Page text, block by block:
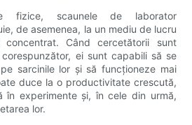
fizice, scaunele de laborator
de asemenea, la un mediu de lucru
Când cercetătorii sunt
ei sunt capabili să se
sarcinile lor și să funcționeze mai
duce la o productivitate crescută,
în experimente și, în cele din urmă,
lor.